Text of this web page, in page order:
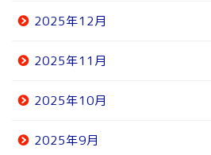
2025年12月
2025年11月
2025年10月
2025年9月